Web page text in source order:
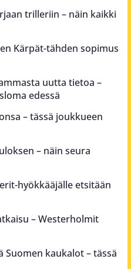
trilleriin – näin kaikki
Kärpät-tähden sopimus
uutta tietoa –
edessä
– tässä joukkueen
– näin seura
hyökkääjälle etsitään
– Westerholmit
Suomen kaukalot – tässä